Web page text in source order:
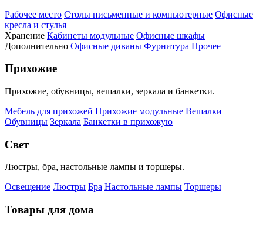
Рабочее место Столы письменные и компьютерные Офисные
кресла и стулья
Хранение Кабинеты модульные Офисные шкафы
Дополнительно Офисные диваны Фурнитура Прочее
Прихожие
Прихожие, обувницы, вешалки, зеркала и банкетки.
Мебель для прихожей Прихожие модульные Вешалки
Обувницы Зеркала Банкетки в прихожую
Свет
Люстры, бра, настольные лампы и торшеры.
Освещение Люстры Бра Настольные лампы Торшеры
Товары для дома